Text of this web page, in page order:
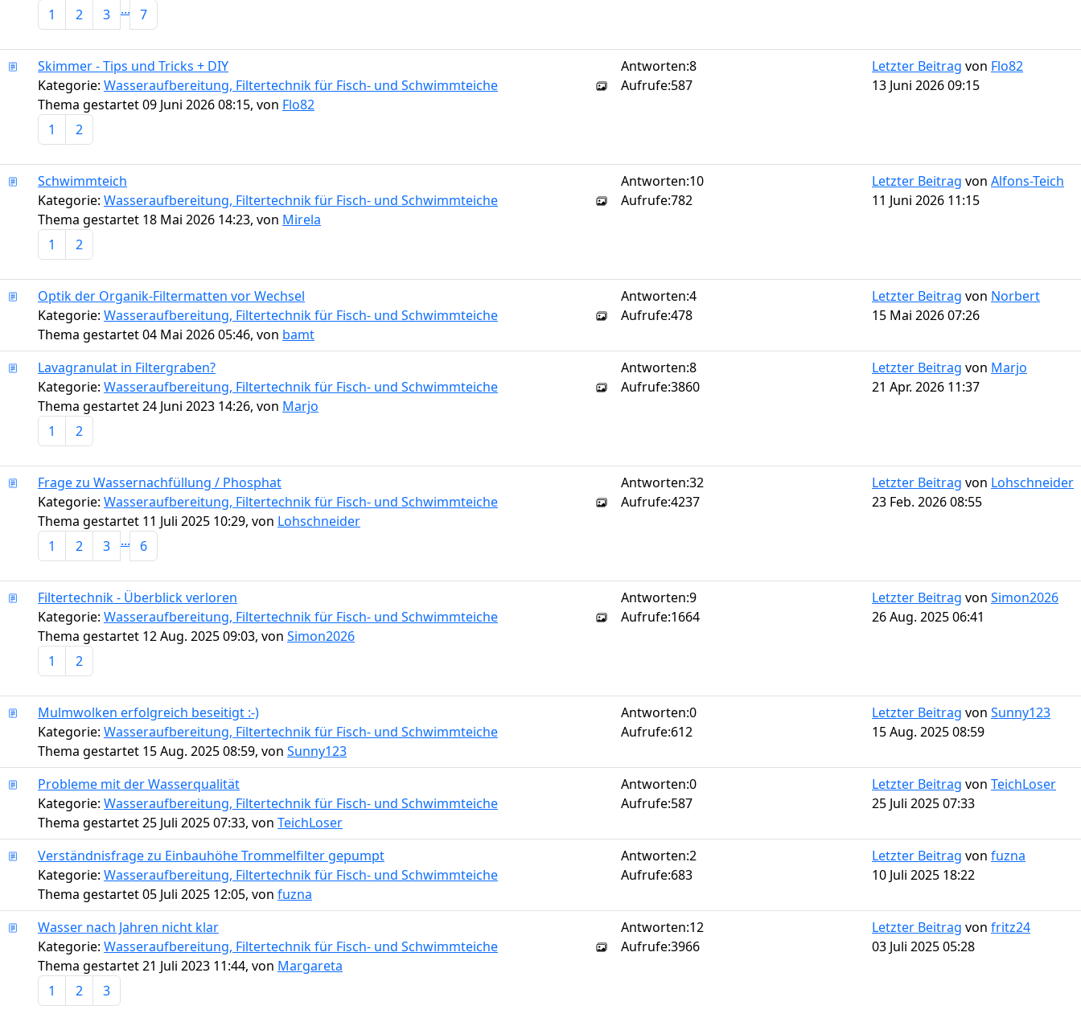
1
2 3 ... 7
Skimmer - Tips und Tricks + DIY
Kategorie: Wasseraufbereitung, Filtertechnik für Fisch- und Schwimmteiche
Thema gestartet 09 Juni 2026 08:15, von Flo82
1
2
Antworten:8
Aufrufe:587
Letzter Beitrag von Flo82
13 Juni 2026 09:15
Schwimmteich
Kategorie: Wasseraufbereitung, Filtertechnik für Fisch- und Schwimmteiche
Thema gestartet 18 Mai 2026 14:23, von Mirela
1
2
Antworten:10
Aufrufe:782
Letzter Beitrag von Alfons-Teich
11 Juni 2026 11:15
Optik der Organik-Filtermatten vor Wechsel
Kategorie: Wasseraufbereitung, Filtertechnik für Fisch- und Schwimmteiche
Thema gestartet 04 Mai 2026 05:46, von bamt
Antworten:4
Aufrufe:478
Letzter Beitrag von Norbert
15 Mai 2026 07:26
Lavagranulat in Filtergraben?
Kategorie: Wasseraufbereitung, Filtertechnik für Fisch- und Schwimmteiche
Thema gestartet 24 Juni 2023 14:26, von Marjo
1
2
Antworten:8
Aufrufe:3860
Letzter Beitrag von Marjo
21 Apr. 2026 11:37
Frage zu Wassernachfüllung / Phosphat
Kategorie: Wasseraufbereitung, Filtertechnik für Fisch- und Schwimmteiche
Thema gestartet 11 Juli 2025 10:29, von Lohschneider
1
2 3 ... 6
Antworten:32
Aufrufe:4237
Letzter Beitrag von Lohschneider
23 Feb. 2026 08:55
Filtertechnik - Überblick verloren
Kategorie: Wasseraufbereitung, Filtertechnik für Fisch- und Schwimmteiche
Thema gestartet 12 Aug. 2025 09:03, von Simon2026
1
2
Antworten:9
Aufrufe:1664
Letzter Beitrag von Simon2026
26 Aug. 2025 06:41
Mulmwolken erfolgreich beseitigt :-)
Kategorie: Wasseraufbereitung, Filtertechnik für Fisch- und Schwimmteiche
Thema gestartet 15 Aug. 2025 08:59, von Sunny123
Antworten:0
Aufrufe:612
Letzter Beitrag von Sunny123
15 Aug. 2025 08:59
Probleme mit der Wasserqualität
Kategorie: Wasseraufbereitung, Filtertechnik für Fisch- und Schwimmteiche
Thema gestartet 25 Juli 2025 07:33, von TeichLoser
Antworten:0
Aufrufe:587
Letzter Beitrag von TeichLoser
25 Juli 2025 07:33
Verständnisfrage zu Einbauhöhe Trommelfilter gepumpt
Kategorie: Wasseraufbereitung, Filtertechnik für Fisch- und Schwimmteiche
Thema gestartet 05 Juli 2025 12:05, von fuzna
Antworten:2
Aufrufe:683
Letzter Beitrag von fuzna
10 Juli 2025 18:22
Wasser nach Jahren nicht klar
Kategorie: Wasseraufbereitung, Filtertechnik für Fisch- und Schwimmteiche
Thema gestartet 21 Juli 2023 11:44, von Margareta
1
2 3
Antworten:12
Aufrufe:3966
Letzter Beitrag von fritz24
03 Juli 2025 05:28